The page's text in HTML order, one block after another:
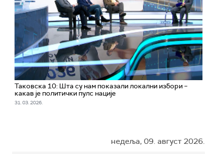
Таковска 10: Шта су нам показали локални избори –
какав је политички пулс нације
31. 03. 2026.
недеља, 09. август 2026.